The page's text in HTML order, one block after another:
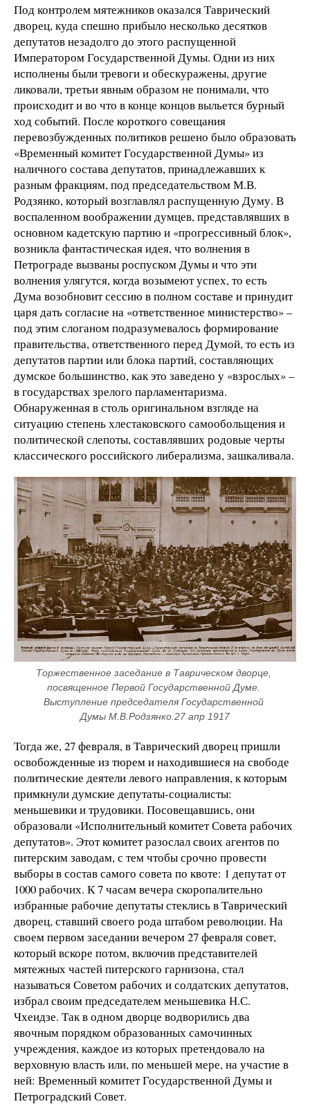
Под контролем мятежников оказался Таврический
дворец, куда спешно прибыло несколько десятков
депутатов незадолго до этого распущенной
Императором Государственной Думы. Одни из них
исполнены были тревоги и обескуражены, другие
ликовали, третьи явным образом не понимали, что
происходит и во что в конце концов выльется бурный
ход событий. После короткого совещания
перевозбужденных политиков решено было образовать
«Временный комитет Государственной Думы» из
наличного состава депутатов, принадлежавших к
разным фракциям, под председательством М.В.
Родзянко, который возглавлял распущенную Думу. В
воспаленном воображении думцев, представлявших в
основном кадетскую партию и «прогрессивный блок»,
возникла фантастическая идея, что волнения в
Петрограде вызваны роспуском Думы и что эти
волнения улягутся, когда возымеют успех, то есть
Дума возобновит сессию в полном составе и принудит
царя дать согласие на «ответственное министерство» –
под этим слоганом подразумевалось формирование
правительства, ответственного перед Думой, то есть из
депутатов партии или блока партий, составляющих
думское большинство, как это заведено у «взрослых» –
в государствах зрелого парламентаризма.
Обнаруженная в столь оригинальном взгляде на
ситуацию степень хлестаковского самообольщения и
политической слепоты, составлявших родовые черты
классического российского либерализма, зашкаливала.
Торжественное заседание в Таврическом дворце,
посвященное Первой Государственной Думе.
Выступление председателя Государственной
Думы М.В.Родзянко.27 апр 1917
Тогда же, 27 февраля, в Таврический дворец пришли
освобожденные из тюрем и находившиеся на свободе
политические деятели левого направления, к которым
примкнули думские депутаты-социалисты:
меньшевики и трудовики. Посовещавшись, они
образовали «Исполнительный комитет Совета рабочих
депутатов». Этот комитет разослал своих агентов по
питерским заводам, с тем чтобы срочно провести
выборы в состав самого совета по квоте: 1 депутат от
1000 рабочих. К 7 часам вечера скоропалительно
избранные рабочие депутаты стеклись в Таврический
дворец, ставший своего рода штабом революции. На
своем первом заседании вечером 27 февраля совет,
который вскоре потом, включив представителей
мятежных частей питерского гарнизона, стал
называться Советом рабочих и солдатских депутатов,
избрал своим председателем меньшевика Н.С.
Чхеидзе. Так в одном дворце водворились два
явочным порядком образованных самочинных
учреждения, каждое из которых претендовало на
верховную власть или, по меньшей мере, на участие в
ней: Временный комитет Государственной Думы и
Петроградский Совет.